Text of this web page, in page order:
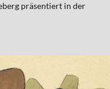
präsentiert in der